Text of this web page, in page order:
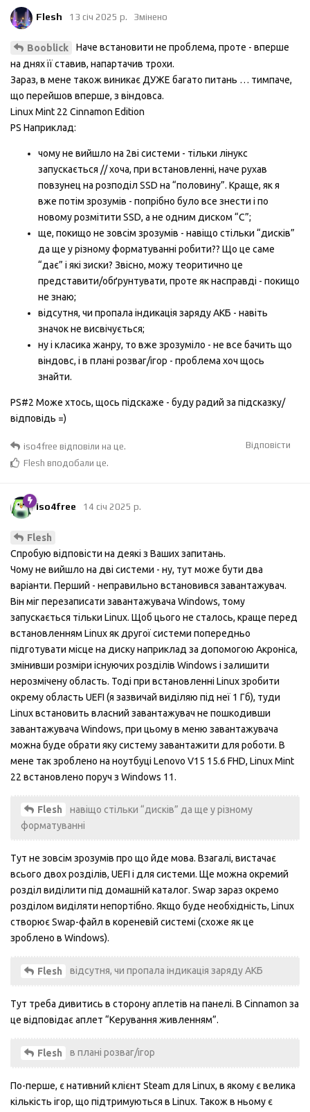
Flesh 13 січ 2025 р. Змінено
Booblick
Наче встановити не проблема, проте - вперше
на днях її ставив, напартачив трохи.
Зараз, в мене також виникає ДУЖЕ багато питань … тимпаче,
що перейшов вперше, з віндовса.
Linux Mint 22 Cinnamon Edition
PS Наприклад:
чому не вийшло на 2ві системи - тільки лінукс
запускається // хоча, при встановленні, наче рухав
повзунец на розподіл SSD на “половину”. Краще, як я
вже потім зрозумів - попрібно було все знести і по
новому розмітити SSD, а не одним диском “С”;
ще, покищо не зовсім зрозумів - навіщо стільки “дисків”
да ще у різному форматуванні робити?? Що це саме
“дає” і які зиски? Звісно, можу теоритично це
представити/обґрунтувати, проте як насправді - покищо
не знаю;
відсутня, чи пропала індикація заряду АКБ - навіть
значок не висвічується;
ну і класика жанру, то вже зрозуміло - не все бачить що
віндовс, і в плані розваг/ігор - проблема хоч щось
знайти.
PS#2 Може хтось, щось підскаже - буду радий за підсказку/
відповідь =)
Відповісти
iso4free відповіли на це.
Flesh вподобали це.
iso4free 14 січ 2025 р.
Flesh
Спробую відповісти на деякі з Ваших запитань.
Чому не вийшло на дві системи - ну, тут може бути два
варіанти. Перший - неправильно встановився завантажувач.
Він міг перезаписати завантажувача Windows, тому
запускається тільки Linux. Щоб цього не сталось, краще перед
встановленням Linux як другої системи попередньо
підготувати місце на диску наприклад за допомогою Акроніса,
змінивши розміри існуючих розділів Windows і залишити
нерозмічену область. Тоді при встановленні Linux зробити
окрему область UEFI (я зазвичай виділяю під неї 1 Гб), туди
Linux встановить власний завантажувач не пошкодивши
завантажувача Windows, при цьому в меню завантажувача
можна буде обрати яку систему завантажити для роботи. В
мене так зроблено на ноутбуці Lenovo V15 15.6 FHD, Linux Mint
22 встановлено поруч з Windows 11.
Flesh
навіщо стільки “дисків” да ще у різному
форматуванні
Тут не зовсім зрозумів про що йде мова. Взагалі, вистачає
всього двох розділів, UEFI і для системи. Ще можна окремий
розділ виділити під домашній каталог. Swap зараз окремо
розділом виділяти непортібно. Якщо буде необхідність, Linux
створює Swap-файл в кореневій системі (схоже як це
зроблено в Windows).
Flesh відсутня, чи пропала індикація заряду АКБ
Тут треба дивитись в сторону аплетів на панелі. В Cinnamon за
це відповідає аплет “Керування живленням”.
Flesh в плані розваг/ігор
По-перше, є нативний клієнт Steam для Linux, в якому є велика
кількість ігор, що підтримуються в Linux. Також в ньому є